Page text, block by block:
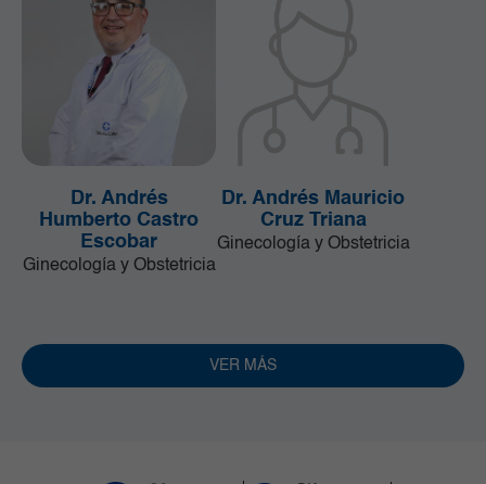
Dr. Andrés
Humberto Castro
Escobar
Ginecología y Obstetricia
Dr. Andrés Mauricio
Cruz Triana
Ginecología y Obstetricia
VER MÁS